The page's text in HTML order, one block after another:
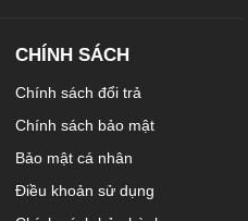
CHÍNH SÁCH
Chính sách đổi trả
Chính sách bảo mật
Bảo mật cá nhân
Điều khoản sử dụng